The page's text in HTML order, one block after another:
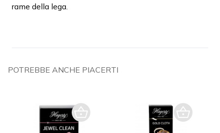
rame della lega.
POTREBBE ANCHE PIACERTI